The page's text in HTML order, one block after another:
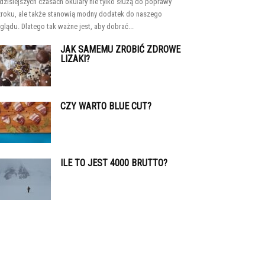
ale także stanowią modny dodatek do naszego
Dlatego tak ważne jest, aby dobrać...
JAK SAMEMU ZROBIĆ ZDROWE
LIZAKI?
CZY WARTO BLUE CUT?
ILE TO JEST 4000 BRUTTO?